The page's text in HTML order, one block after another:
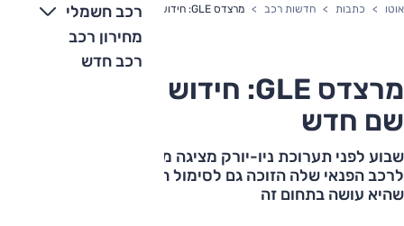
רכב חשמלי
מחירון רכב
רכב חדש
אוטו כתבות חדשות רכב מרצדס GLE: חידוש ל-M שמקבל שם חדש
שם חדש
שבוע לפני תערוכת ניו-יורק מציגה מרצדס מתיחת פנים
לרכב הפנאי שלה הזוכה גם לסימול חדש במסגרת השינויים
שהיא עושה בתחום זה